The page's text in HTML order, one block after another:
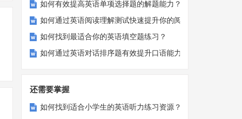
如何有效提高英语单项选择题的解题能力？
如何通过英语阅读理解测试快速提升你的阅读能力？
如何找到最适合你的英语填空题练习？
如何通过英语对话排序题有效提升口语能力？
还需要掌握
如何找到适合小学生的英语听力练习资源？